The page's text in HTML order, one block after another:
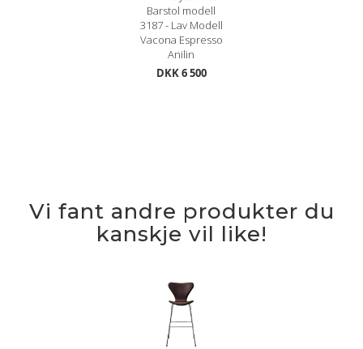
Barstol modell
3187 - Lav Modell
Vacona Espresso
Anilin
DKK 6 500
Vi fant andre produkter du
kanskje vil like!